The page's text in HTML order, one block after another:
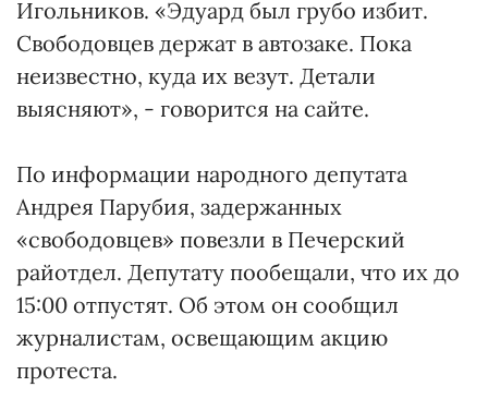
Игольников. «Эдуард был грубо избит.
Свободовцев держат в автозаке. Пока
неизвестно, куда их везут. Детали
выясняют», - говорится на сайте.
По информации народного депутата
Андрея Парубия, задержанных
«свободовцев» повезли в Печерский
райотдел. Депутату пообещали, что их до
15:00 отпустят. Об этом он сообщил
журналистам, освещающим акцию
протеста.